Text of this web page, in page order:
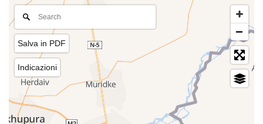
Salva in PDF
Indicazioni